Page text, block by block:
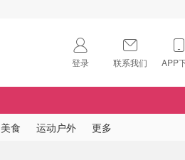
登录 联系我们 APP
🇺🇸
美食 运动户外 更多